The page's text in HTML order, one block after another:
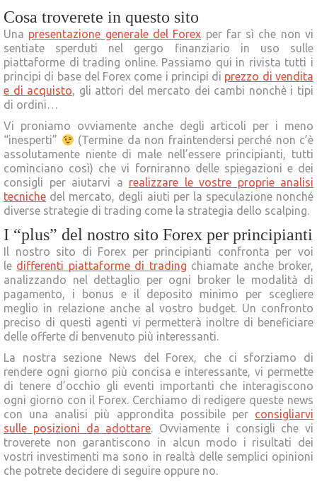
Cosa troverete in questo sito
Una presentazione generale del Forex per far sì che non vi
sentiate sperduti nel gergo finanziario in uso sulle
piattaforme di trading online. Passiamo qui in rivista tutti i
principi di base del Forex come i principi di prezzo di vendita
e di acquisto, gli attori del mercato dei cambi nonchè i tipi
di ordini…
Vi proniamo ovviamente anche degli articoli per i meno
“inesperti”
(Termine da non fraintendersi perché non c’è
assolutamente niente di male nell’essere principianti, tutti
cominciano così) che vi forniranno delle spiegazioni e dei
consigli per aiutarvi a realizzare le vostre proprie analisi
tecniche del mercato, degli aiuti per la speculazione nonché
diverse strategie di trading come la strategia dello scalping.
I “plus” del nostro sito Forex per principianti
Il nostro sito di Forex per principianti confronta per voi
le differenti piattaforme di trading chiamate anche broker,
analizzando nel dettaglio per ogni broker le modalità di
pagamento, i bonus e il deposito minimo per scegliere
meglio in relazione anche al vostro budget. Un confronto
preciso di questi agenti vi permetterà inoltre di beneficiare
delle offerte di benvenuto più interessanti.
La nostra sezione News del Forex, che ci sforziamo di
rendere ogni giorno più concisa e interessante, vi permette
di tenere d’occhio gli eventi importanti che interagiscono
ogni giorno con il Forex. Cerchiamo di redigere queste news
con una analisi più approndita possibile per consigliarvi
sulle posizioni da adottare. Ovviamente i consigli che vi
troverete non garantiscono in alcun modo i risultati dei
vostri investimenti ma sono in realtà delle semplici opinioni
che potrete decidere di seguire oppure no.